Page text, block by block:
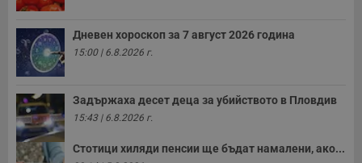
Дневен хороскоп за 7 август 2026 година
15:00 | 6.8.2026 г.
Задържаха десет деца за убийството в Пловдив
15:43 | 6.8.2026 г.
Стотици хиляди пенсии ще бъдат намалени, ако...